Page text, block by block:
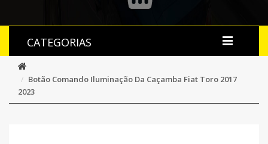
CATEGORIAS
Botão Comando Iluminação Da Caçamba Fiat Toro 2017
2023